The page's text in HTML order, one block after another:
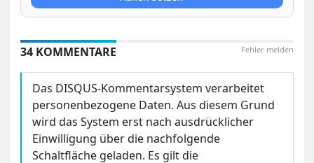
Fehler melden
34 KOMMENTARE
Das DISQUS-Kommentarsystem verarbeitet
personenbezogene Daten. Aus diesem Grund
wird das System erst nach ausdrücklicher
Einwilligung über die nachfolgende
Schaltfläche geladen. Es gilt die